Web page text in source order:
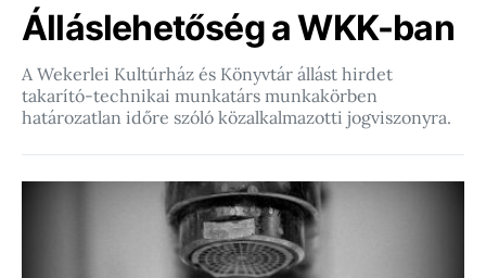
Álláslehetőség a WKK-ban
A Wekerlei Kultúrház és Könyvtár állást hirdet
takarító-technikai munkatárs munkakörben
határozatlan időre szóló közalkalmazotti jogviszonyra.